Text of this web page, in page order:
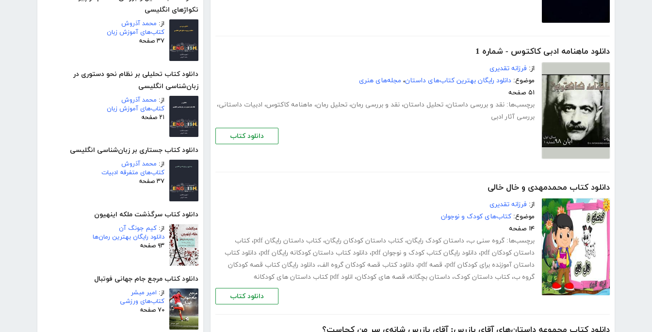
تکواژهای انگلیسی
از: محمد آذروش
کتاب‌های آموزش زبان
۳۷ صفحه
دانلود کتاب تحلیلی بر نظام نحو دستوری در
زبان‌شناسی انگلیسی
از: محمد آذروش
کتاب‌های آموزش زبان
۲۱ صفحه
دانلود کتاب جستاری بر زبان‌شناسی انگلیسی
از: محمد آذروش
کتاب‌های متفرقه ادبیات
۳۷ صفحه
دانلود کتاب سرگذشت ملکه اینهیون
از: کیم جونگ آن
دانلود رایگان بهترین رمان‌ها
۹۳ صفحه
دانلود کتاب مرجع جام جهانی فوتبال
از: امیر مبشر
کتاب‌های ورزشی
۷۰ صفحه
دانلود ماهنامه ادبی کاکتوس - شماره 1
از: فرزانه تقدیری
موضوع: دانلود رایگان بهترین کتاب‌های داستان، مجله‌های هنری
۵۱ صفحه
برچسب‌ها: نقد و بررسی داستان، تحلیل داستان، نقد و بررسی رمان، تحلیل رمان، ماهنامه کاکتوس، ادبیات داستانی،
بررسی آثار ادبی
دانلود کتاب
دانلود کتاب محمدمهدی و خال خالی
از: فرزانه تقدیری
موضوع: کتاب‌های کودک و نوجوان
۱۴ صفحه
برچسب‌ها: گروه سنی ب، داستان کودک رایگان، کتاب داستان کودکان رایگان، کتاب داستان رایگان pdf ، کتاب
داستان کودکان pdf
، دانلود رایگان کتاب کودک و نوجوان pdf ، دانلود کتاب داستان کودکانه رایگان pdf ، دانلود کتاب
داستان آموزنده برای کودکان pdf
، قصه pdf ، دانلود کتاب قصه کودکان گروه الف، دانلود رایگان کتاب قصه کودکان
گروه ب، کتاب داستان کودک، داستان بچگانه، قصه های کودکان، انلود pdf کتاب داستان های کودکانه
دانلود کتاب